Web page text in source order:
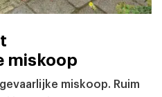
miskoop
miskoop. Ruim